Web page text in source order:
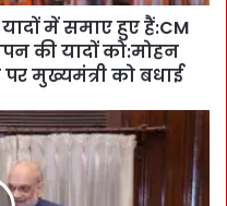
में समाए हुए हैं:CM
की यादों को:मोहन
मुख्यमंत्री को बधाई